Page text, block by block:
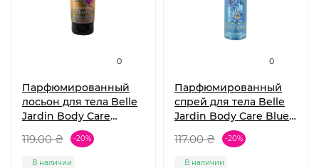
0
Парфюмированный
лосьон для тела Belle
Jardin Body Care
Japanese Cherry 250
мл
119.00 ₴ -20%
В наличии
0
Парфюмированный
спрей для тела Belle
Jardin Body Care Blue
Flower 160 мл
117.00 ₴ -20%
В наличии